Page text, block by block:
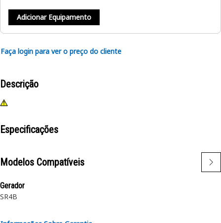
Adicionar Equipamento
Faça login para ver o preço do cliente
Descrição
Especificações
Modelos Compatíveis
Gerador
SR4B